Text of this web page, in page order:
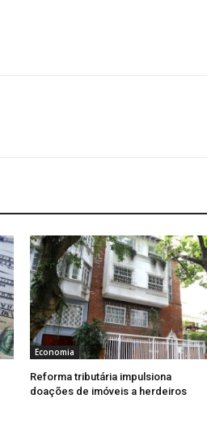
Economia
Reforma tributária impulsiona
doações de imóveis a herdeiros